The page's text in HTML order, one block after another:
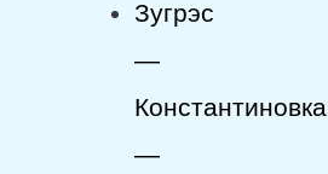
Зугрэс
—
Константиновка
—